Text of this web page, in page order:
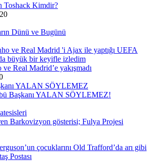
Toshack Kimdir?
Dünü ve Bugünü
Real Madrid’e yakışmadı
Başkanı YALAN SÖYLEMEZ!
Barkovizyon gösterisi; Fulya Projesi
çocuklarını Old Trafford’da arı gibi
Postası